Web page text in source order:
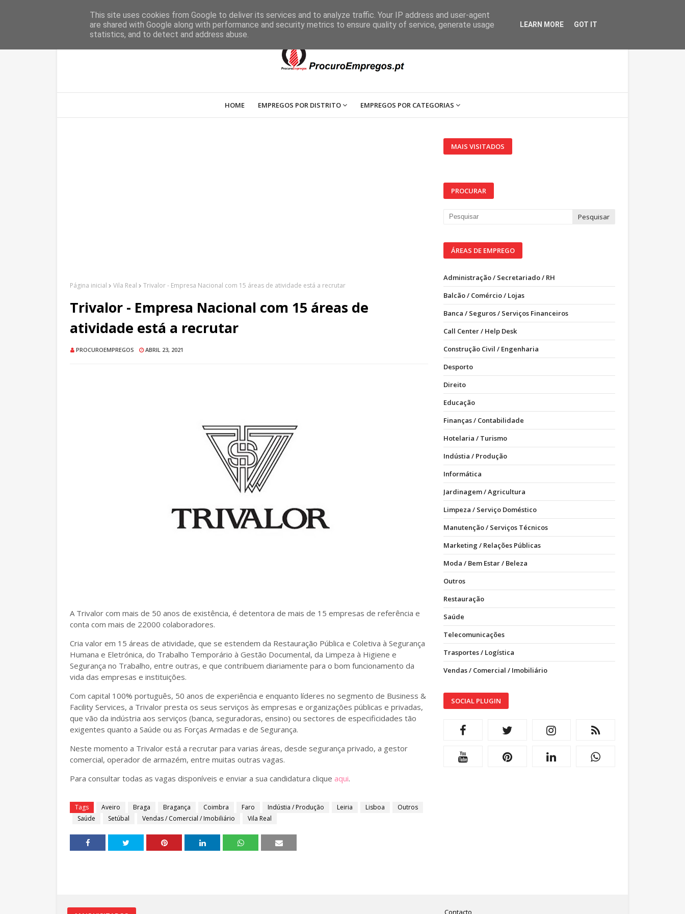
HOME EMPREGOS POR DISTRITO EMPREGOS POR CATEGORIAS
Página inicial Vila Real Trivalor - Empresa Nacional com 15 áreas de atividade está a recrutar
Trivalor - Empresa Nacional com 15 áreas de
atividade está a recrutar
PROCUROEMPREGOS ABRIL 23, 2021
A Trivalor com mais de 50 anos de existência, é detentora de mais de 15 empresas de referência e
conta com mais de 22000 colaboradores.
Cria valor em 15 áreas de atividade, que se estendem da Restauração Pública e Coletiva à Segurança
Humana e Eletrónica, do Trabalho Temporário à Gestão Documental, da Limpeza à Higiene e
Segurança no Trabalho, entre outras, e que contribuem diariamente para o bom funcionamento da
vida das empresas e instituições.
Com capital 100% português, 50 anos de experiência e enquanto líderes no segmento de Business &
Facility Services, a Trivalor presta os seus serviços às empresas e organizações públicas e privadas,
que vão da indústria aos serviços (banca, seguradoras, ensino) ou sectores de especificidades tão
exigentes quanto a Saúde ou as Forças Armadas e de Segurança.
Neste momento a Trivalor está a recrutar para varias áreas, desde segurança privado, a gestor
comercial, operador de armazém, entre muitas outras vagas.
Para consultar todas as vagas disponíveis e enviar a sua candidatura clique aqui.
Tags Aveiro Braga Bragança Coimbra Faro Indústia / Produção Leiria Lisboa
Outros
Saúde
Setúbal Vendas / Comercial / Imobiliário Vila Real
MAIS VISITADOS
PROCURAR
ÁREAS DE EMPREGO
Administração / Secretariado / RH
Balcão / Comércio / Lojas
Banca / Seguros / Serviços Financeiros
Call Center / Help Desk
Construção Civil / Engenharia
Desporto
Direito
Educação
Finanças / Contabilidade
Hotelaria / Turismo
Indústia / Produção
Informática
Jardinagem / Agricultura
Limpeza / Serviço Doméstico
Manutenção / Serviços Técnicos
Marketing / Relações Públicas
Moda / Bem Estar / Beleza
Outros
Restauração
Saúde
Telecomunicações
Trasportes / Logística
Vendas / Comercial / Imobiliário
SOCIAL PLUGIN
Contacto
This site uses cookies from Google to deliver its services and to analyze traffic. Your IP address and user-agent
are shared with Google along with performance and security metrics to ensure quality of service, generate usage
statistics, and to detect and address abuse.
LEARN MORE GOT IT